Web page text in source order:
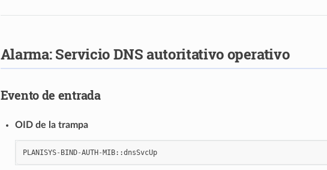
Alarma: Servicio DNS autoritativo operativo
Evento de entrada
OID de la trampa
PLANISYS- BIND-AUTH - MIB::dnsSvcUp